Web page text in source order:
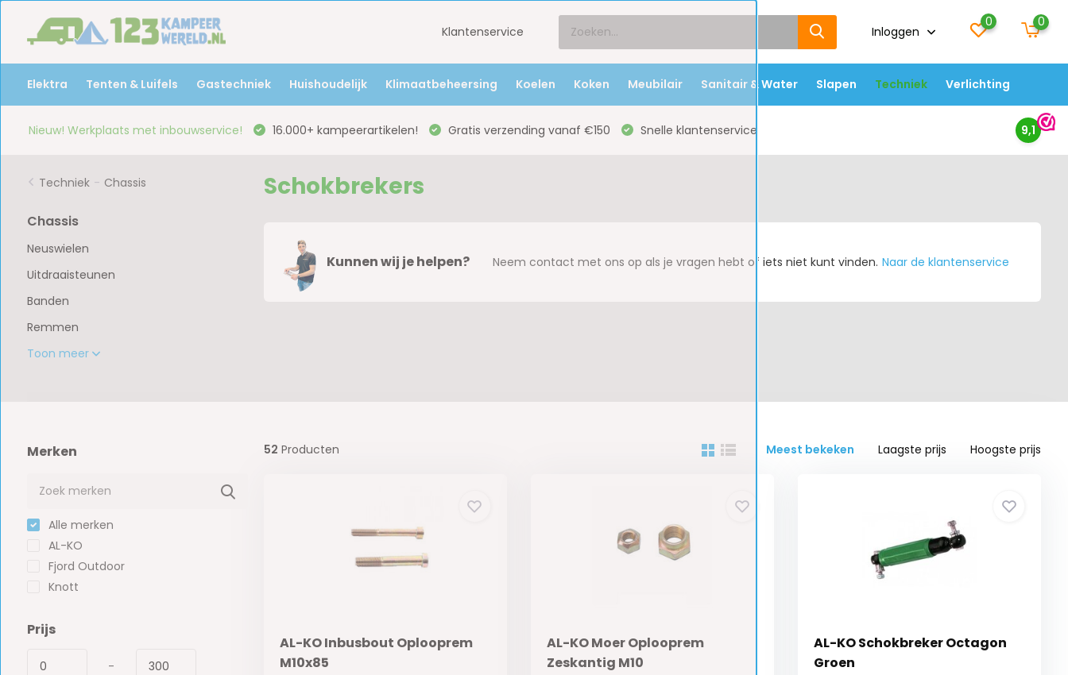
Klantenservice Inloggen
0 0
Elektra Tenten & Luifels Gastechniek Huishoudelijk Klimaatbeheersing Koelen Koken Meubilair Sanitair & Water Slapen Techniek Verlichting
Nieuw! Werkplaats met inbouwservice! 16.000+ kampeerartikelen! Gratis verzending vanaf €150 Snelle klantenservice 9,1
Techniek - Chassis
Chassis
Neuswielen
Uitdraaisteunen
Banden
Remmen
Toon meer
Schokbrekers
Kunnen wij je helpen? Neem contact met ons op als je vragen hebt of iets niet kunt vinden. Naar de klantenservice
Merken
Alle merken
AL-KO
Fjord Outdoor
Knott
Prijs
-
52 Producten Meest bekeken Laagste prijs Hoogste prijs
AL-KO Inbusbout Oplooprem
M10x85
AL-KO Moer Oplooprem
Zeskantig M10
AL-KO Schokbreker Octagon
Groen